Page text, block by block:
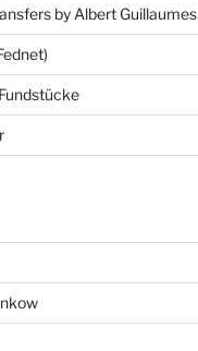
by Albert Guillaumes